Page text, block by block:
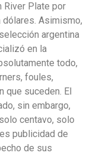
River Plate por
Asimismo,
argentina
en la
todo,
foules,
que suceden. El
sin embargo,
centavo, solo
publicidad de
de sus